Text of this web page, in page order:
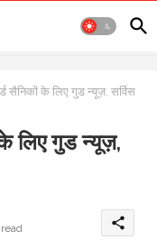
सैनिकों के लिए गुड न्यूज़, सर्विस
लिए गुड न्यूज़,
share